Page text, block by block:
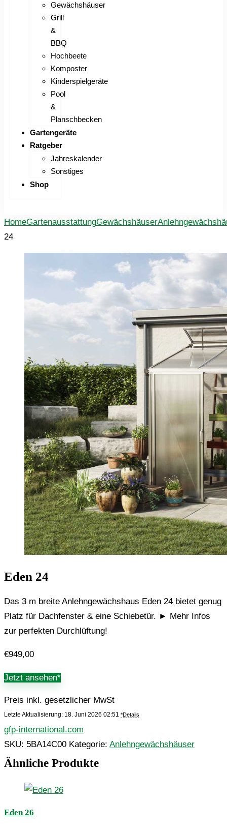
Gewächshäuser
Grill
&
BBQ
Hochbeete
Komposter
Kinderspielgeräte
Pool
&
Planschbecken
Gartengeräte
Ratgeber
Jahreskalender
Sonstiges
Shop
HomeGartenausstattungGewächshäuser
24
Eden 24
Das 3 m breite Anlehngewächshaus Eden 24 bietet genug
Platz für Dachfenster & eine Schiebetür. ► Mehr Infos
zur perfekten Durchlüftung!
€949,00
Jetzt ansehen*
Preis inkl. gesetzlicher MwSt
Letzte Aktualisierung: 18. Juni 2026 02:51 *Details
gfp-international.com
SKU: 5BA14C00 Kategorie: Anlehngewächshäuser
Ähnliche Produkte
Eden 26